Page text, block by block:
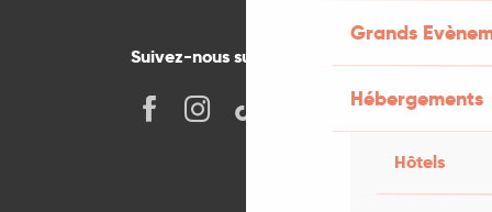
Grands
Hébergements
Hôtels
Suivez-nous sur les réseaux !